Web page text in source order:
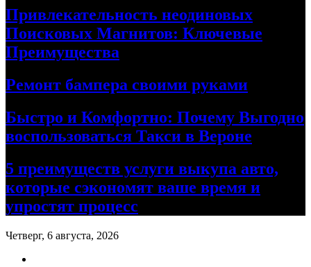
Привлекательность неодиновых
Поисковых Магнитов: Ключевые
Преимущества
Ремонт бампера своими руками
Быстро и Комфортно: Почему Выгодно
воспользоваться Такси в Вероне
5 преимуществ услуги выкупа авто,
которые сэкономят ваше время и
упростят процесс
Четверг, 6 августа, 2026